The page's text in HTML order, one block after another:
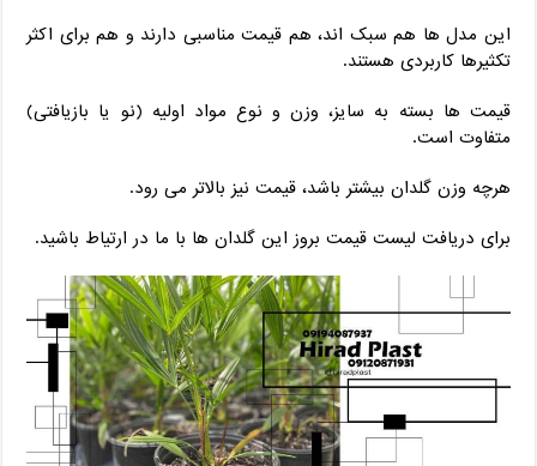
این مدل ‌ها هم سبک ‌اند، هم قیمت مناسبی دارند و هم برای اکثر
تکثیرها کاربردی هستند.
قیمت‌ ها بسته به سایز، وزن و نوع مواد اولیه (نو یا بازیافتی)
متفاوت است.
هرچه وزن گلدان بیشتر باشد، قیمت نیز بالاتر می رود.
برای دریافت لیست قیمت بروز این گلدان ها با ما در ارتیاط باشید.